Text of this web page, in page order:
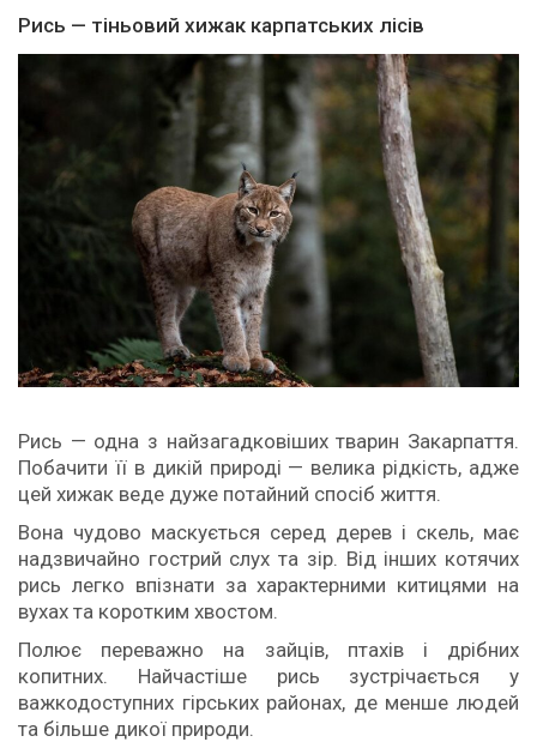
Рись — тіньовий хижак карпатських лісів
Рись — одна з найзагадковіших тварин Закарпаття.
Побачити її в дикій природі — велика рідкість, адже
цей хижак веде дуже потайний спосіб життя.
Вона чудово маскується серед дерев і скель, має
надзвичайно гострий слух та зір. Від інших котячих
рись легко впізнати за характерними китицями на
вухах та коротким хвостом.
Полює переважно на зайців, птахів і дрібних
копитних. Найчастіше рись зустрічається у
важкодоступних гірських районах, де менше людей
та більше дикої природи.